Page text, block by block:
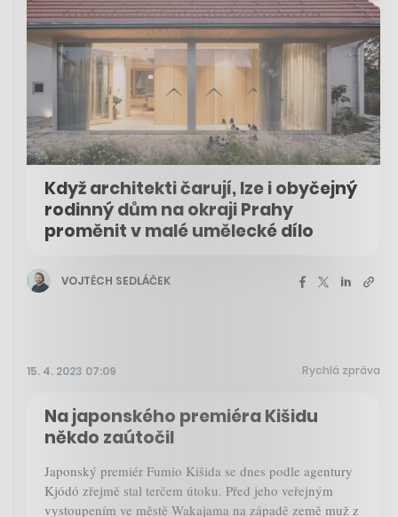
Když architekti čarují, lze i obyčejný
rodinný dům na okraji Prahy
proměnit v malé umělecké dílo
VOJTĚCH SEDLÁČEK
15. 4. 2023 07:09 Rychlá zpráva
Na japonského premiéra Kišidu
někdo zaútočil
Japonský premiér Fumio Kišida se dnes podle agentury
Kjódó zřejmě stal terčem útoku. Před jeho veřejným
vystoupením ve městě Wakajama na západě země muž z